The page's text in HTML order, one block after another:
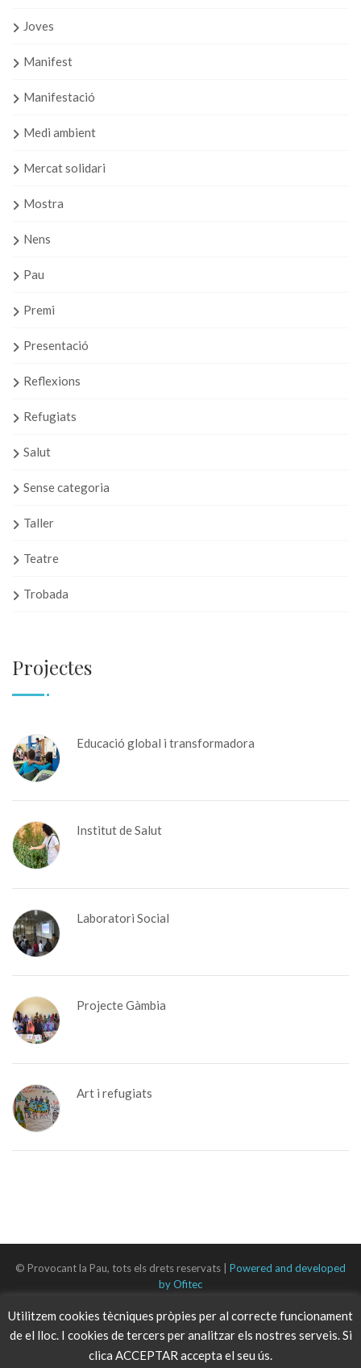
Joves
Manifest
Manifestació
Medi ambient
Mercat solidari
Mostra
Nens
Pau
Premi
Presentació
Reflexions
Refugiats
Salut
Sense categoria
Taller
Teatre
Trobada
Projectes
Educació global i transformadora
Institut de Salut
Laboratori Social
Projecte Gàmbia
Art i refugiats
© Provocant la Pau, tots els drets reservats | Powered and developed
by Ofitec
Utilitzem cookies tècniques pròpies per al correcte funcionament
de el lloc. I cookies de tercers per analitzar els nostres serveis. Si
clica ACCEPTAR accepta el seu ús.